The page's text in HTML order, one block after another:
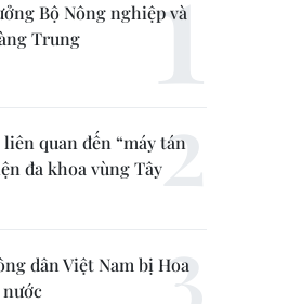
Bộ Nông nghiệp và
Trung
quan đến “máy tán
đa khoa vùng Tây
dân Việt Nam bị Hoa